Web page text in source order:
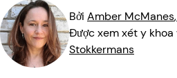
An toàn
Sức Khỏe Thị Lực
Bởi Amber McManes
Được xem xét y khoa
Stokkermans